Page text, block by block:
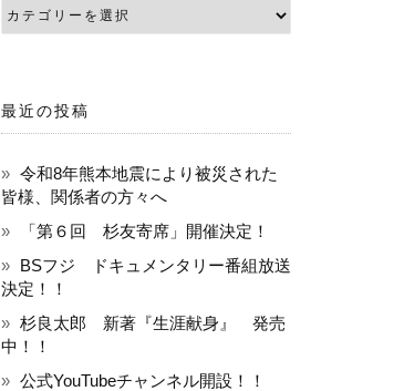
最近の投稿
令和8年熊本地震により被災された
皆様、関係者の方々へ
「第６回 杉友寄席」開催決定！
BSフジ ドキュメンタリー番組放送
決定！！
杉良太郎 新著『生涯献身』 発売
中！！
公式YouTubeチャンネル開設！！